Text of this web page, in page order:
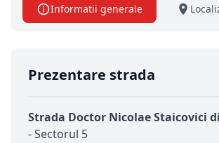
Informatii generale
Prezentare strada
Strada Doctor Nicolae Staicovici
- Sectorul 5